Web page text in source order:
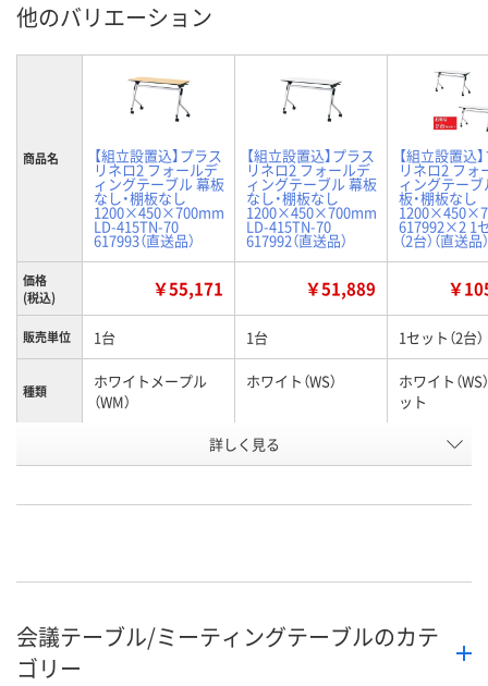
他のバリエーション
商品名 【組立設置込】プラス
リネロ2 フォールデ
ィングテーブル 幕板
なし・棚板なし
1200×450×700mm
LD-415TN-70
617993（直送品）
【組立設置込】プラス
リネロ2 フォールデ
ィングテーブル 幕板
なし・棚板なし
1200×450×700mm
LD-415TN-70
617992（直送品）
【組立設置込
リネロ2 フォ
ィングテーブ
板・棚板なし
617992×2 1
（2台）（直送品）
価格
(税込)
￥55,171 ￥51,889 ￥
販売単位 1台 1台 1セット（2台）
種類
ホワイトメープル
（WM）
ホワイト（WS）
ホワイト（WS
ット
J923916 U932063
カゴへ カゴへ カ
詳しく見る
会議テーブル/ミーティングテーブルのカテ
ゴリー